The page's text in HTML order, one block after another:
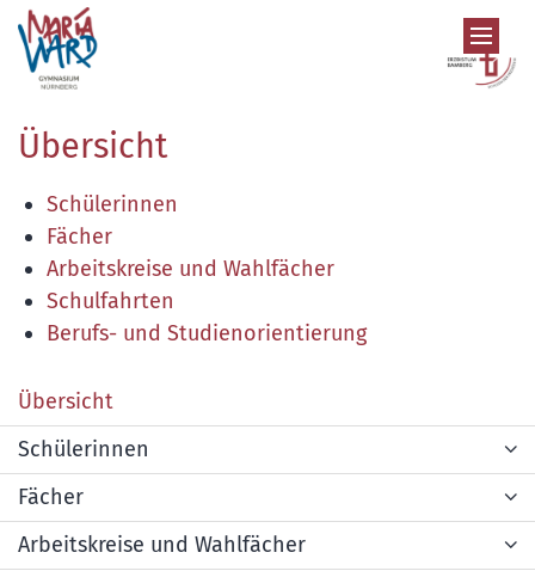
Zum Inhalt springen
Übersicht
Schülerinnen
Fächer
Arbeitskreise und Wahlfächer
Schulfahrten
Berufs- und Studienorientierung
Übersicht
Schülerinnen
Fächer
Arbeitskreise und Wahlfächer